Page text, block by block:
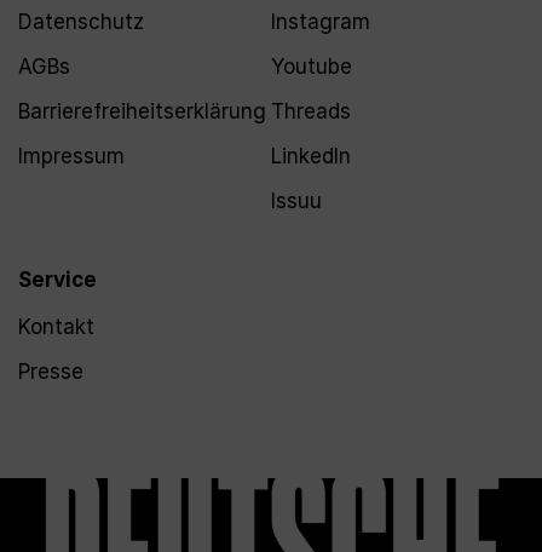
Datenschutz
AGBs
Barrierefreiheitserklärung
Impressum
Service
Kontakt
Presse
Instagram
Youtube
Threads
LinkedIn
Issuu